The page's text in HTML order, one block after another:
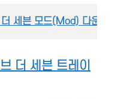
세븐 모드(Mod) 다운로
더 세븐 트레이